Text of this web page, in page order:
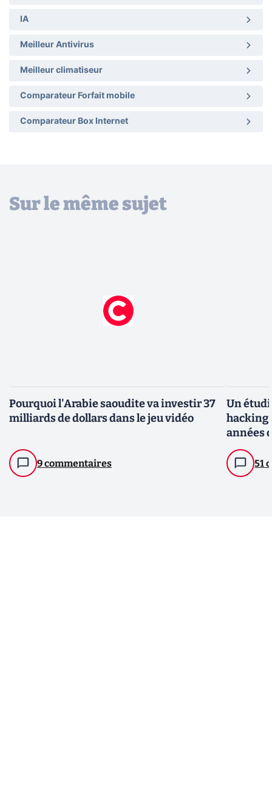
IA
Meilleur Antivirus
Meilleur climatiseur
Comparateur Forfait mobile
Comparateur Box Internet
Sur le même sujet
Pourquoi l'Arabie saoudite va investir 37
milliards de dollars dans le jeu vidéo
9 commentaires
Un
hacking
années
51